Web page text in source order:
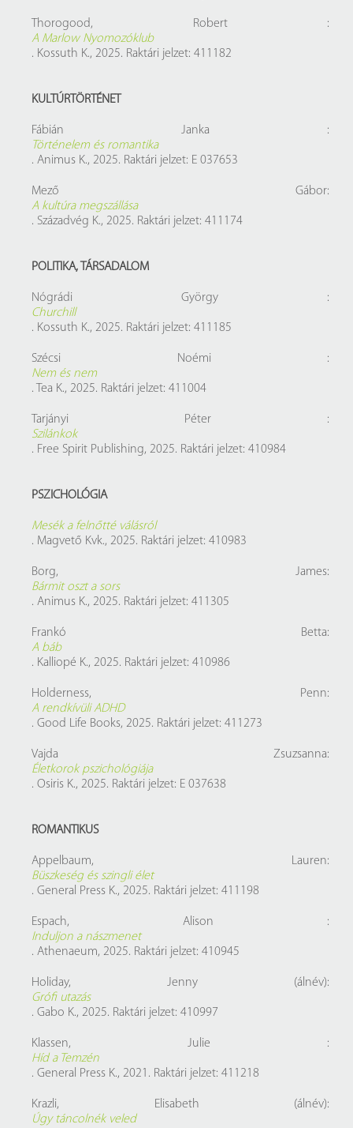
Thorogood, Robert :
A Marlow Nyomozóklub
. Kossuth K., 2025. Raktári jelzet: 411182
KULTÚRTÖRTÉNET
Fábián Janka :
Történelem és romantika
. Animus K., 2025. Raktári jelzet: E 037653
Mező Gábor:
A kultúra megszállása
. Századvég K., 2025. Raktári jelzet: 411174
POLITIKA, TÁRSADALOM
Nógrádi György :
Churchill
. Kossuth K., 2025. Raktári jelzet: 411185
Szécsi Noémi :
Nem és nem
. Tea K., 2025. Raktári jelzet: 411004
Tarjányi Péter :
Szilánkok
. Free Spirit Publishing, 2025. Raktári jelzet: 410984
PSZICHOLÓGIA
Mesék a felnőtté válásról
. Magvető Kvk., 2025. Raktári jelzet: 410983
Borg, James:
Bármit oszt a sors
. Animus K., 2025. Raktári jelzet: 411305
Frankó Betta:
A báb
. Kalliopé K., 2025. Raktári jelzet: 410986
Holderness, Penn:
A rendkívüli ADHD
. Good Life Books, 2025. Raktári jelzet: 411273
Vajda Zsuzsanna:
Életkorok pszichológiája
. Osiris K., 2025. Raktári jelzet: E 037638
ROMANTIKUS
Appelbaum, Lauren:
Büszkeség és szingli élet
. General Press K., 2025. Raktári jelzet: 411198
Espach, Alison :
Induljon a nászmenet
. Athenaeum, 2025. Raktári jelzet: 410945
Holiday, Jenny (álnév):
Grófi utazás
. Gabo K., 2025. Raktári jelzet: 410997
Klassen, Julie :
Híd a Temzén
. General Press K., 2021. Raktári jelzet: 411218
Krazli, Elisabeth (álnév):
Úgy táncolnék veled